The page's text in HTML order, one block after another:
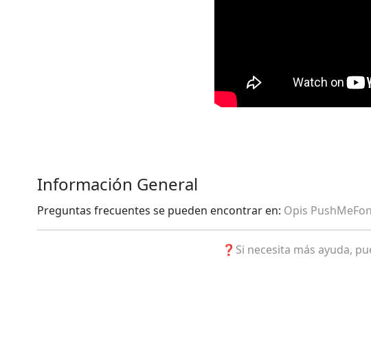
Información General
Preguntas frecuentes se pueden encontrar en: Opis
❓Si necesita más ayuda,